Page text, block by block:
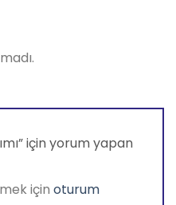
için yorum yapan
için oturum